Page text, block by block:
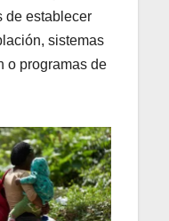
de establecer
sistemas
o programas de